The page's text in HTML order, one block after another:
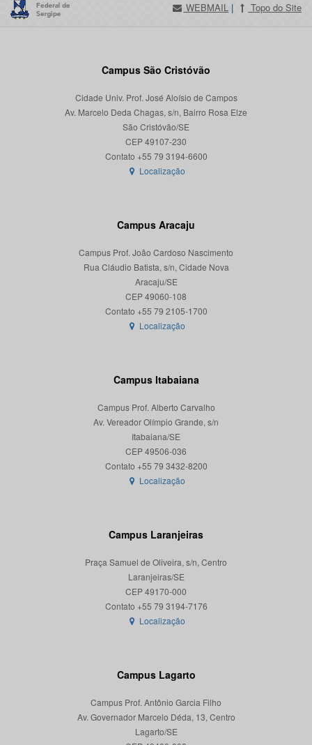
WEBMAIL | Topo do Site
Campus São Cristóvão
Cidade Univ. Prof. José Aloísio de Campos
Av. Marcelo Deda Chagas, s/n, Bairro Rosa Elze
São Cristóvão/SE
CEP 49107-230
Localização
Campus Aracaju
Campus Prof. João Cardoso Nascimento
Rua Cláudio Batista, s/n, Cidade Nova
Aracaju/SE
CEP 49060-108
Localização
Campus Itabaiana
Campus Prof. Alberto Carvalho
Av. Vereador Olímpio Grande, s/n
Itabaiana/SE
CEP 49506-036
Localização
Campus Laranjeiras
Praça Samuel de Oliveira, s/n, Centro
Laranjeiras/SE
CEP 49170-000
Localização
Campus Lagarto
Campus Prof. Antônio Garcia Filho
Av. Governador Marcelo Déda, 13, Centro
Lagarto/SE